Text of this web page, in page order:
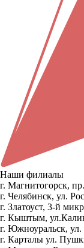
Наши филиалы
г. Магнитогорск,
г. Челябинск, ул.
г. Златоуст, 3-й
г. Кыштым,
г. Южноуральск,
г. Карталы ул.